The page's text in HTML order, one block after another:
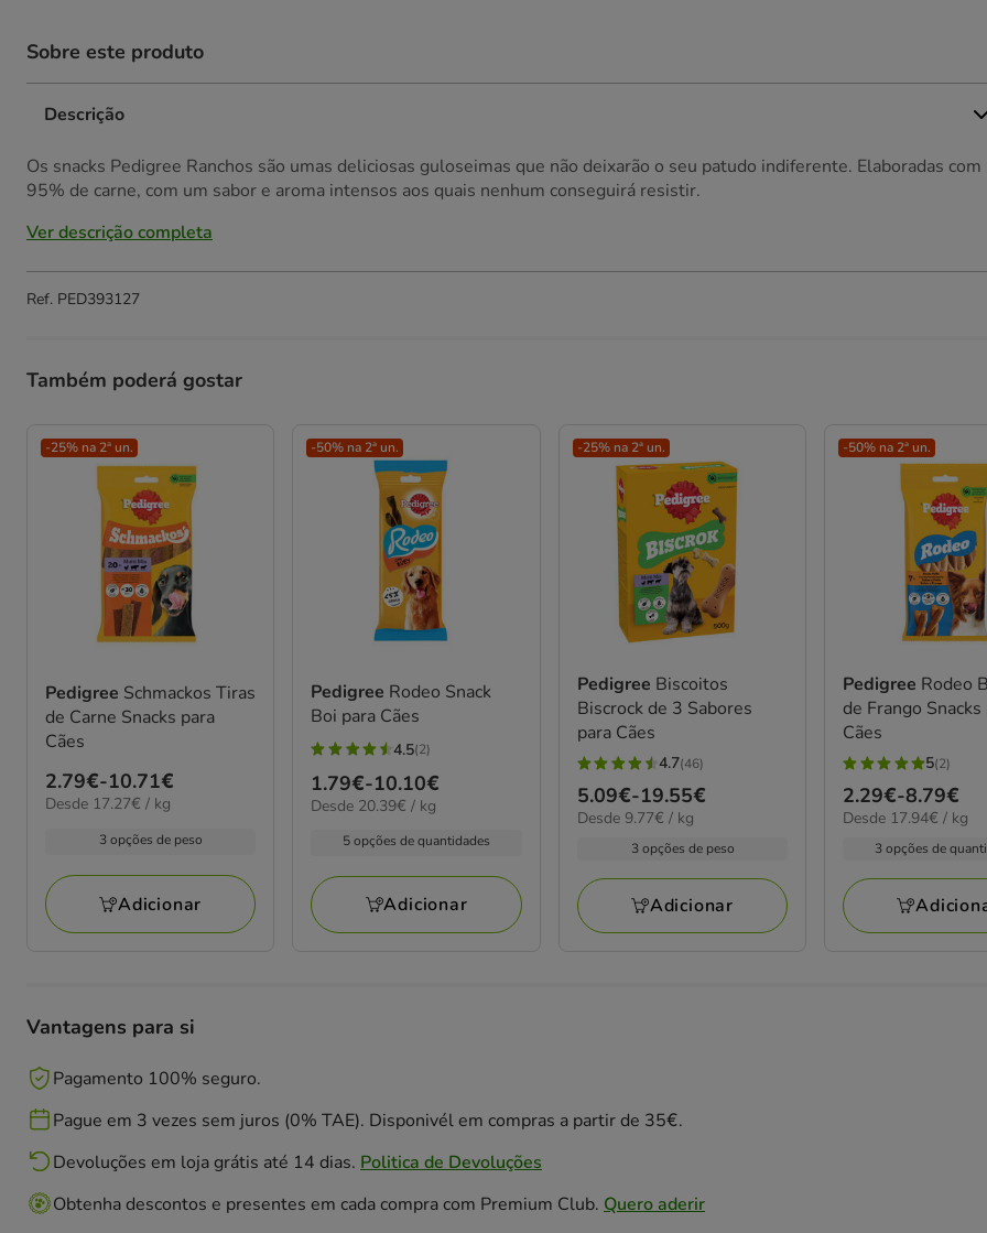
Sobre este produto
Descrição
Os snacks Pedigree Ranchos são umas deliciosas guloseimas que não deixarão o seu patudo indiferente. Elaboradas com
95% de carne, com um sabor e aroma intensos aos quais nenhum conseguirá resistir.
Ver descrição completa
Ref. PED393127
Também poderá gostar
-25% na 2ª un.
Pedigree Schmackos Tiras
de Carne Snacks para
Cães
Preço
de
10.71€
2.79€-10.71€
17.27€
Desde 17.27€ / kg
3 opções de peso
Adicionar
-50% na 2ª un.
Pedigree Rodeo Snack
Boi para Cães
4.5
estrelas
com
4.5(2)
Preço
de
1.79€
10.10€
1.79€-10.10€
20.39€
Desde 20.39€ / kg
5 opções de quantidades
Adicionar
-25% na 2ª un.
Pedigree Biscoitos
Biscrock de 3 Sabores
para Cães
4.7
estrelas
com
avaliações
4.7(46)
Preço
de
19.55€
5.09€-19.55€
9.77€
Desde 9.77€ / kg
3 opções de peso
Adicionar
-50% na 2ª un.
Pedigree Rodeo
de Frango Snacks
Cães
5
estrelas
com
avaliações
5(2)
Preço
de
2.29€
8.79€
2.29€-8.79€
17.94€
Desde 17.94€ / kg
3 opções de
Vantagens para si
Pagamento 100% seguro.
Pague em 3 vezes sem juros (0% TAE). Disponivél em compras a partir de 35€.
Devoluções em loja grátis até 14 dias. Politica de Devoluções
Obtenha descontos e presentes em cada compra com Premium Club. Quero aderir